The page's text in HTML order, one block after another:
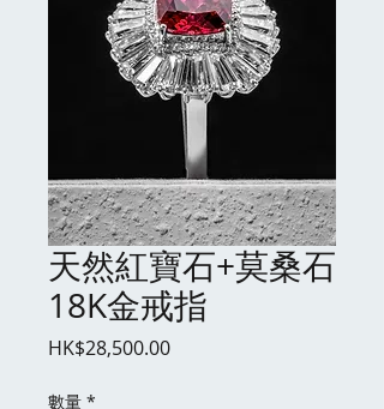
天然紅寶石+莫桑石
18K金戒指
HK$28,500.00價
數量 *